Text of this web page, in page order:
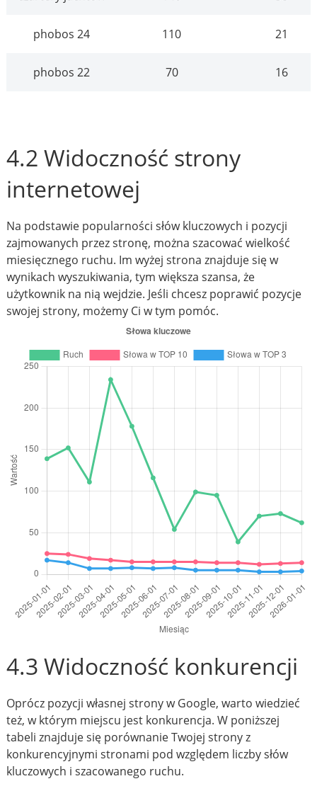
phobos 24 110 21
phobos 22 70 16
4.2 Widoczność strony
internetowej
Na podstawie popularności słów kluczowych i pozycji
zajmowanych przez stronę, można szacować wielkość
miesięcznego ruchu. Im wyżej strona znajduje się w
wynikach wyszukiwania, tym większa szansa, że
użytkownik na nią wejdzie. Jeśli chcesz poprawić pozycje
swojej strony, możemy Ci w tym pomóc.
4.3 Widoczność konkurencji
Oprócz pozycji własnej strony w Google, warto wiedzieć
też, w którym miejscu jest konkurencja. W poniższej
tabeli znajduje się porównanie Twojej strony z
konkurencyjnymi stronami pod względem liczby słów
kluczowych i szacowanego ruchu.